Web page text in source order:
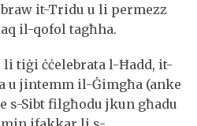
it-Tridu u li permezz
il-qofol tagħha.
tiġi ċċelebrata l-Ħadd, it-
u jintemm il-Ġimgħa (anke
s-Sibt filgħodu jkun għadu